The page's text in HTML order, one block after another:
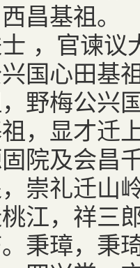
昌基祖。
，官谏
国心田基
野梅公兴
，显才迁
院及会昌
崇礼迁山
江，祥三
秉璋，秉